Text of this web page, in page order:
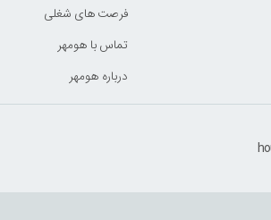
فرصت های شغلی
تماس با هومهر
درباره هومهر